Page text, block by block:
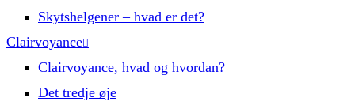
Skytshelgener – hvad er det?
Clairvoyance
Clairvoyance, hvad og hvordan?
Det tredje øje